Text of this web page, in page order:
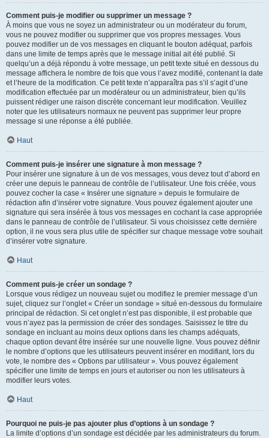
Comment puis-je modifier ou supprimer un message ?
À moins que vous ne soyez un administrateur ou un modérateur du forum,
vous ne pouvez modifier ou supprimer que vos propres messages. Vous
pouvez modifier un de vos messages en cliquant le bouton adéquat, parfois
dans une limite de temps après que le message initial ait été publié. Si
quelqu’un a déjà répondu à votre message, un petit texte situé en dessous du
message affichera le nombre de fois que vous l’avez modifié, contenant la date
et l’heure de la modification. Ce petit texte n’apparaîtra pas s’il s’agit d’une
modification effectuée par un modérateur ou un administrateur, bien qu’ils
puissent rédiger une raison discrète concernant leur modification. Veuillez
noter que les utilisateurs normaux ne peuvent pas supprimer leur propre
message si une réponse a été publiée.
Haut
Comment puis-je insérer une signature à mon message ?
Pour insérer une signature à un de vos messages, vous devez tout d’abord en
créer une depuis le panneau de contrôle de l’utilisateur. Une fois créée, vous
pouvez cocher la case « Insérer une signature » depuis le formulaire de
rédaction afin d’insérer votre signature. Vous pouvez également ajouter une
signature qui sera insérée à tous vos messages en cochant la case appropriée
dans le panneau de contrôle de l’utilisateur. Si vous choisissez cette dernière
option, il ne vous sera plus utile de spécifier sur chaque message votre souhait
d’insérer votre signature.
Haut
Comment puis-je créer un sondage ?
Lorsque vous rédigez un nouveau sujet ou modifiez le premier message d’un
sujet, cliquez sur l’onglet « Créer un sondage » situé en-dessous du formulaire
principal de rédaction. Si cet onglet n’est pas disponible, il est probable que
vous n’ayez pas la permission de créer des sondages. Saisissez le titre du
sondage en incluant au moins deux options dans les champs adéquats,
chaque option devant être insérée sur une nouvelle ligne. Vous pouvez définir
le nombre d’options que les utilisateurs peuvent insérer en modifiant, lors du
vote, le nombre des « Options par utilisateur ». Vous pouvez également
spécifier une limite de temps en jours et autoriser ou non les utilisateurs à
modifier leurs votes.
Haut
Pourquoi ne puis-je pas ajouter plus d’options à un sondage ?
La limite d’options d’un sondage est décidée par les administrateurs du forum.